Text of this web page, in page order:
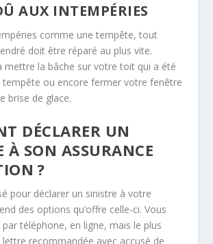
AUX INTEMPÉRIES
comme une tempête, tout
doit être réparé au plus vite.
mettre la bâche sur votre toit qui a été
tempête ou encore fermer votre fenêtre
brise de glace.
DÉCLARER UN
À SON ASSURANCE
?
pour déclarer un sinistre à votre
des options qu’offre celle-ci. Vous
téléphone, en ligne, mais le plus
recommandée avec accusé de